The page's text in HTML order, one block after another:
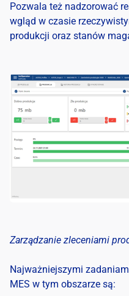
Pozwala też nadzorować
wgląd w czasie
produkcji oraz stanów
Zarządzanie zleceniami
Najważniejszymi
MES w tym obszarze są: